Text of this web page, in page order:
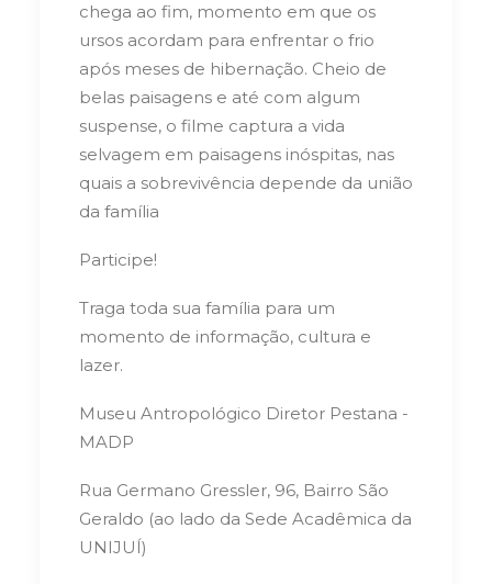
chega ao fim, momento em que os
ursos acordam para enfrentar o frio
após meses de hibernação. Cheio de
belas paisagens e até com algum
suspense, o filme captura a vida
selvagem em paisagens inóspitas, nas
quais a sobrevivência depende da união
da família
Participe!
Traga toda sua família para um
momento de informação, cultura e
lazer.
Museu Antropológico Diretor Pestana -
MADP
Rua Germano Gressler, 96, Bairro São
Geraldo (ao lado da Sede Acadêmica da
UNIJUÍ)